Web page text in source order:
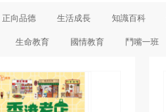
正向品德 生活成長 知識百科
生命教育 國情教育 鬥嘴一班